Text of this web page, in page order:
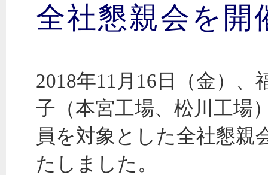
全社懇親会を開
2018年11月16日（金）、
子（本宮工場、松川工場
員を対象とした全社懇親
たしました。